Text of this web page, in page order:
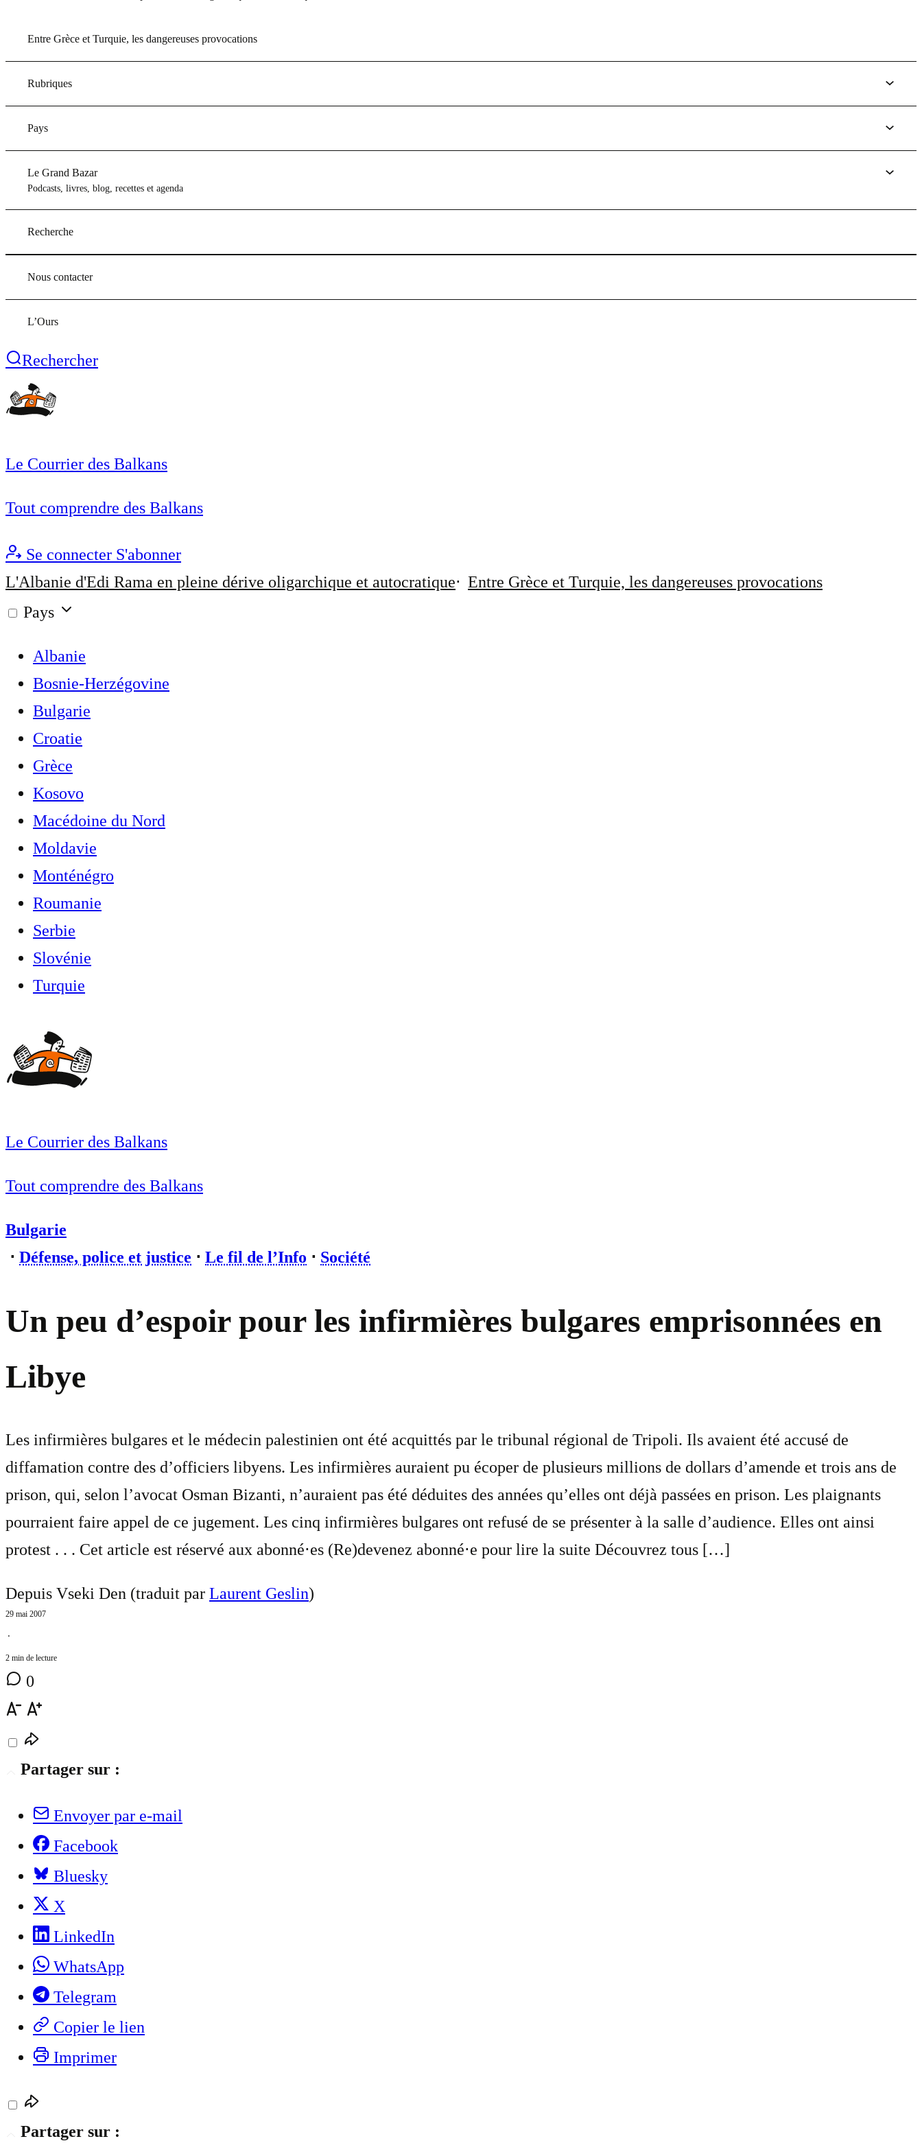
Entre Grèce et Turquie, les dangereuses provocations
Rubriques
Pays
Le Grand Bazar
Podcasts, livres, blog, recettes et agenda
Recherche
Nous contacter
L’Ours
Rechercher
Le Courrier des Balkans
Tout comprendre des Balkans
Se connecter S'abonner
L'Albanie d'Edi Rama en pleine dérive oligarchique et autocratique
Entre Grèce et Turquie, les dangereuses provocations
Pays
Albanie
Bosnie-Herzégovine
Bulgarie
Croatie
Grèce
Kosovo
Macédoine du Nord
Moldavie
Monténégro
Roumanie
Serbie
Slovénie
Turquie
Le Courrier des Balkans
Tout comprendre des Balkans
Bulgarie
⋅ Défense, police et justice ⋅ Le fil de l’Info ⋅ Société
Un peu d’espoir pour les infirmières bulgares emprisonnées en
Libye
Les infirmières bulgares et le médecin palestinien ont été acquittés par le tribunal régional de Tripoli. Ils avaient été accusé de
diffamation contre des d’officiers libyens. Les infirmières auraient pu écoper de plusieurs millions de dollars d’amende et trois ans de
prison, qui, selon l’avocat Osman Bizanti, n’auraient pas été déduites des années qu’elles ont déjà passées en prison. Les plaignants
pourraient faire appel de ce jugement. Les cinq infirmières bulgares ont refusé de se présenter à la salle d’audience. Elles ont ainsi
protest . . . Cet article est réservé aux abonné⋅es (Re)devenez abonné⋅e pour lire la suite Découvrez tous […]
Depuis Vseki Den (traduit par Laurent Geslin)
29 mai 2007
⋅
2 min de lecture
0
Partager sur :
Envoyer par e-mail
Facebook
Bluesky
X
LinkedIn
WhatsApp
Telegram
Copier le lien
Imprimer
Partager sur :